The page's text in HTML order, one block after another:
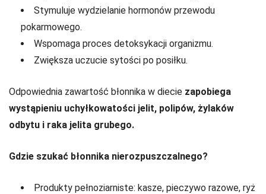
Stymuluje wydzielanie hormonów przewodu
pokarmowego.
Wspomaga proces detoksykacji organizmu.
Zwiększa uczucie sytości po posiłku.
Odpowiednia zawartość błonnika w diecie zapobiega
wystąpieniu uchyłkowatości jelit, polipów, żylaków
odbytu i raka jelita grubego.
Gdzie szukać błonnika nierozpuszczalnego?
Produkty pełnoziarniste: kasze, pieczywo razowe, ryż